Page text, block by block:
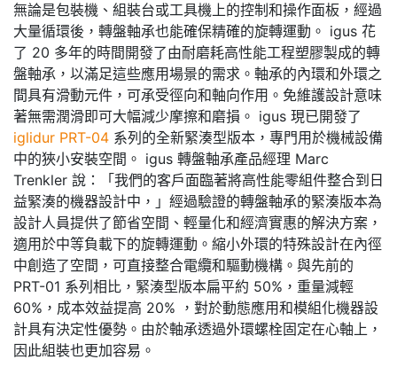
無論是包裝機、組裝台或工具機上的控制和操作面板，經過
大量循環後，轉盤軸承也能確保精確的旋轉運動。 igus 花
了 20 多年的時間開發了由耐磨耗高性能工程塑膠製成的轉
盤軸承，以滿足這些應用場景的需求。軸承的內環和外環之
間具有滑動元件，可承受徑向和軸向作用。免維護設計意味
著無需潤滑即可大幅減少摩擦和磨損。 igus 現已開發了
iglidur PRT-04 系列的全新緊湊型版本，專門用於機械設備
中的狹小安裝空間。 igus 轉盤軸承產品經理 Marc
Trenkler 說：「我們的客戶面臨著將高性能零組件整合到日
益緊湊的機器設計中，」經過驗證的轉盤軸承的緊湊版本為
設計人員提供了節省空間、輕量化和經濟實惠的解決方案，
適用於中等負載下的旋轉運動。縮小外環的特殊設計在內徑
中創造了空間，可直接整合電纜和驅動機構。與先前的
PRT-01 系列相比，緊湊型版本扁平約 50%，重量減輕
60%，成本效益提高 20% ，對於動態應用和模組化機器設
計具有決定性優勢。由於軸承透過外環螺栓固定在心軸上，
因此組裝也更加容易。